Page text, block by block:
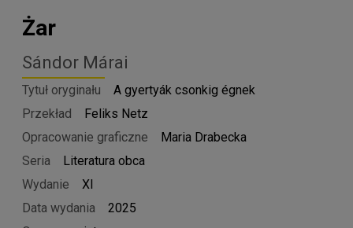
Żar
Sándor Márai
Tytuł oryginału
A gyertyák csonkig égnek
Przekład
Feliks Netz
Opracowanie graficzne
Maria Drabecka
Seria
Literatura obca
Wydanie
XI
Data wydania
2025